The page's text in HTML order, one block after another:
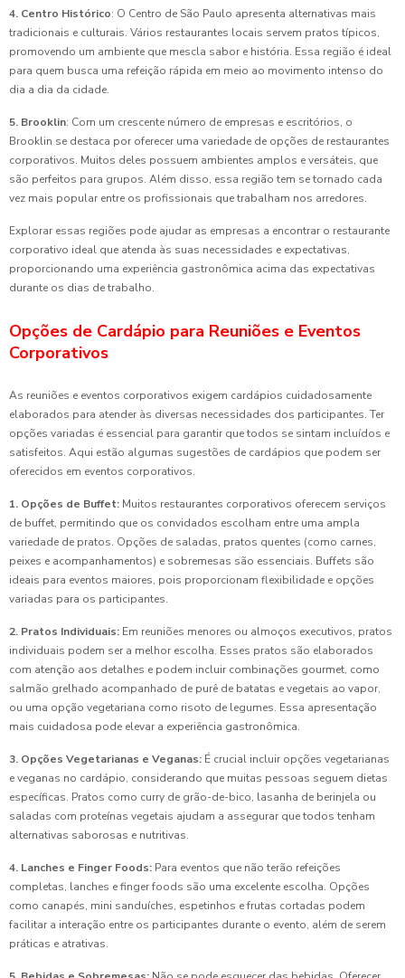
4. Centro Histórico: O Centro de São Paulo apresenta alternativas mais
tradicionais e culturais. Vários restaurantes locais servem pratos típicos,
promovendo um ambiente que mescla sabor e história. Essa região é ideal
para quem busca uma refeição rápida em meio ao movimento intenso do
dia a dia da cidade.
5. Brooklin: Com um crescente número de empresas e escritórios, o
Brooklin se destaca por oferecer uma variedade de opções de restaurantes
corporativos. Muitos deles possuem ambientes amplos e versáteis, que
são perfeitos para grupos. Além disso, essa região tem se tornado cada
vez mais popular entre os profissionais que trabalham nos arredores.
Explorar essas regiões pode ajudar as empresas a encontrar o restaurante
corporativo ideal que atenda às suas necessidades e expectativas,
proporcionando uma experiência gastronômica acima das expectativas
durante os dias de trabalho.
Opções de Cardápio para Reuniões e Eventos
Corporativos
As reuniões e eventos corporativos exigem cardápios cuidadosamente
elaborados para atender às diversas necessidades dos participantes. Ter
opções variadas é essencial para garantir que todos se sintam incluídos e
satisfeitos. Aqui estão algumas sugestões de cardápios que podem ser
oferecidos em eventos corporativos.
1. Opções de Buffet: Muitos restaurantes corporativos oferecem serviços
de buffet, permitindo que os convidados escolham entre uma ampla
variedade de pratos. Opções de saladas, pratos quentes (como carnes,
peixes e acompanhamentos) e sobremesas são essenciais. Buffets são
ideais para eventos maiores, pois proporcionam flexibilidade e opções
variadas para os participantes.
2. Pratos Individuais: Em reuniões menores ou almoços executivos, pratos
individuais podem ser a melhor escolha. Esses pratos são elaborados
com atenção aos detalhes e podem incluir combinações gourmet, como
salmão grelhado acompanhado de purê de batatas e vegetais ao vapor,
ou uma opção vegetariana como risoto de legumes. Essa apresentação
mais cuidadosa pode elevar a experiência gastronômica.
3. Opções Vegetarianas e Veganas: É crucial incluir opções vegetarianas
e veganas no cardápio, considerando que muitas pessoas seguem dietas
específicas. Pratos como curry de grão-de-bico, lasanha de berinjela ou
saladas com proteínas vegetais ajudam a assegurar que todos tenham
alternativas saborosas e nutritivas.
4. Lanches e Finger Foods: Para eventos que não terão refeições
completas, lanches e finger foods são uma excelente escolha. Opções
como canapés, mini sanduíches, espetinhos e frutas cortadas podem
facilitar a interação entre os participantes durante o evento, além de serem
práticas e atrativas.